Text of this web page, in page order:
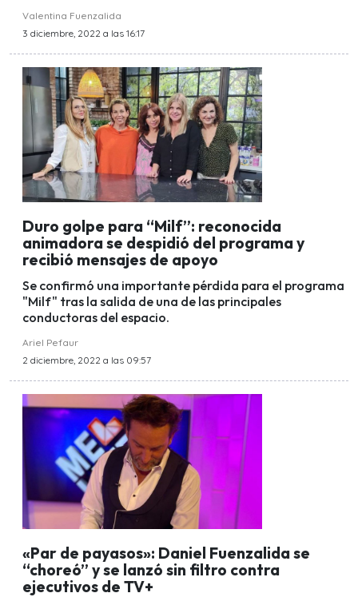
Valentina Fuenzalida
3 diciembre, 2022 a las 16:17
Duro golpe para “Milf”: reconocida
animadora se despidió del programa y
recibió mensajes de apoyo
Se confirmó una importante pérdida para el programa
"Milf" tras la salida de una de las principales
conductoras del espacio.
Ariel Pefaur
2 diciembre, 2022 a las 09:57
«Par de payasos»: Daniel Fuenzalida se
“choreó” y se lanzó sin filtro contra
ejecutivos de TV+